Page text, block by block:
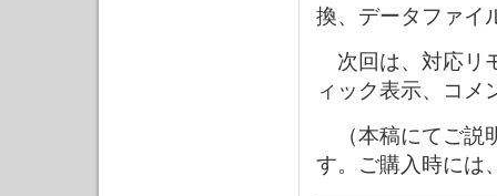
換、データファイ
次回は、対応リ
ィック表示、コメ
（本稿にてご説
す。ご購入時には